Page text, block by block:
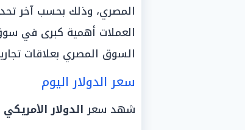
المصري، وذلك بحسب آخر
العملات أهمية كبرى في
السوق المصري بعلاقات
سعر الدولار اليوم
شهد سعرالدولار الأمريكي